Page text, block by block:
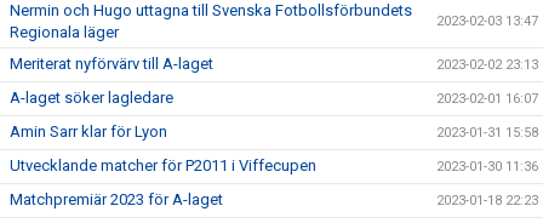
Nermin och Hugo uttagna till Svenska Fotbollsförbundets
Regionala läger
2023-02-03 13:47
Meriterat nyförvärv till A-laget 2023-02-02 23:13
A-laget söker lagledare 2023-02-01 16:07
Amin Sarr klar för Lyon 2023-01-31 15:58
Utvecklande matcher för P2011 i Viffecupen 2023-01-30 11:36
Matchpremiär 2023 för A-laget 2023-01-18 22:23